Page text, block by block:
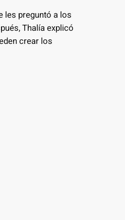
les preguntó a los
Thalía explicó
crear los